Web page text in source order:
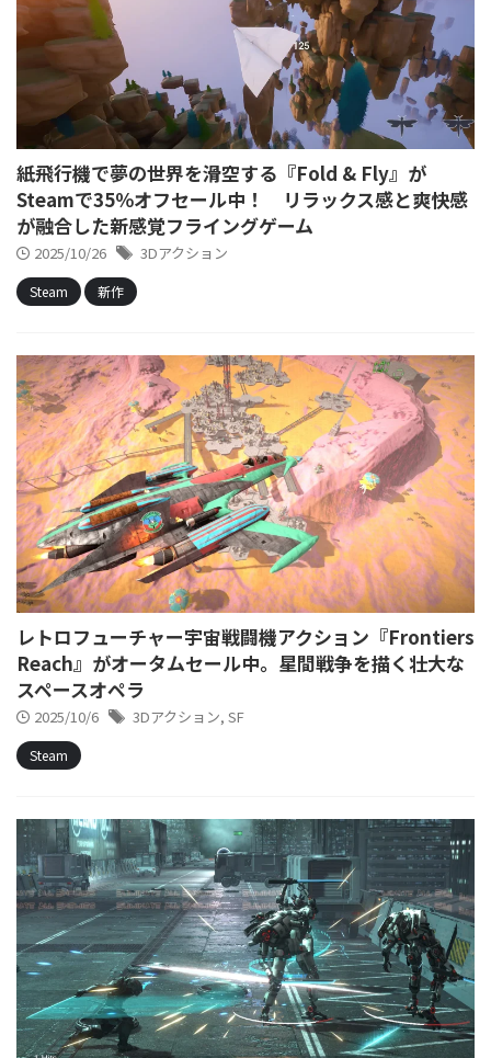
紙飛行機で夢の世界を滑空する『Fold & Fly』が
Steamで35％オフセール中！ リラックス感と爽快感
が融合した新感覚フライングゲーム
2025/10/26 3Dアクション
Steam 新作
レトロフューチャー宇宙戦闘機アクション『Frontiers
Reach』がオータムセール中。星間戦争を描く壮大な
スペースオペラ
2025/10/6 3Dアクション, SF
Steam